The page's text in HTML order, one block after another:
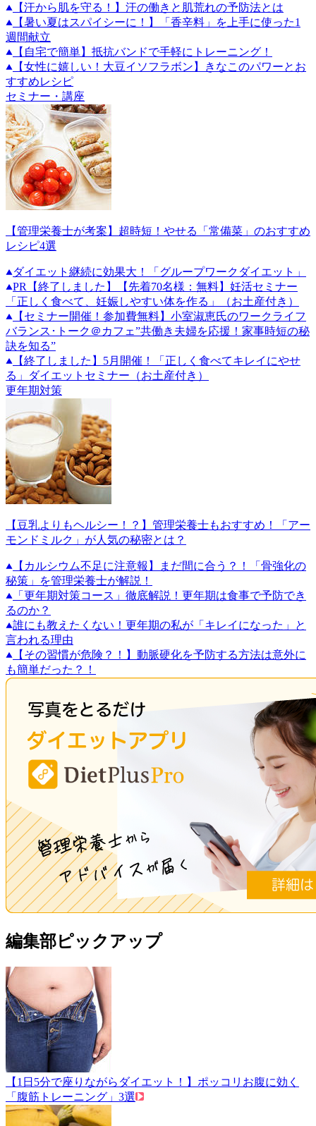
【汗から肌を守る！】汗の働きと肌荒れの予防法とは
【暑い夏はスパイシーに！】「香辛料」を上手に使った1
週間献立
【自宅で簡単】抵抗バンドで手軽にトレーニング！
【女性に嬉しい！大豆イソフラボン】きなこのパワーとお
すすめレシピ
セミナー・講座
【管理栄養士が考案】超時短！やせる「常備菜」のおすすめ
レシピ4選
ダイエット継続に効果大！「グループワークダイエット」
PR
【終了しました】【先着70名様：無料】妊活セミナー
「正しく食べて、妊娠しやすい体を作る」（お土産付き）
【セミナー開催！参加費無料】小室淑恵氏のワークライフ
バランス･トーク＠カフェ”共働き夫婦を応援！家事時短の秘
訣を知る”
【終了しました】5月開催！「正しく食べてキレイにやせ
る」ダイエットセミナー（お土産付き）
更年期対策
【豆乳よりもヘルシー！？】管理栄養士もおすすめ！「アー
モンドミルク」が人気の秘密とは？
【カルシウム不足に注意報】まだ間に合う？！「骨強化の
秘策」を管理栄養士が解説！
「更年期対策コース」徹底解説！更年期は食事で予防でき
るのか？
誰にも教えたくない！更年期の私が「キレイになった」と
言われる理由
【その習慣が危険？！】動脈硬化を予防する方法は意外に
も簡単だった？！
編集部ピックアップ
【1日5分で座りながらダイエット！】ポッコリお腹に効く
「腹筋トレーニング」3選